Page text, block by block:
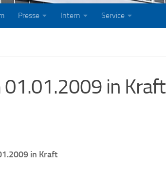
Presse Intern Service
in Kraft
in Kraft